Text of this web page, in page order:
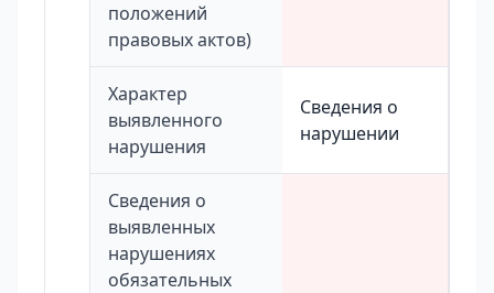
положений
правовых актов)
Характер
выявленного
нарушения
Сведения о
нарушении
Сведения о
выявленных
нарушениях
обязательных